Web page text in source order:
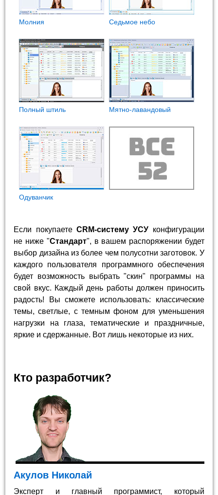
Молния Седьмое небо
Полный штиль Мятно-лавандовый
Одуванчик
Если покупаете CRM-систему УСУ конфигурации
не ниже "Стандарт", в вашем распоряжении будет
выбор дизайна из более чем полусотни заготовок. У
каждого пользователя программного обеспечения
будет возможность выбрать "скин" программы на
свой вкус. Каждый день работы должен приносить
радость! Вы сможете использовать: классические
темы, светлые, с темным фоном для уменьшения
нагрузки на глаза, тематические и праздничные,
яркие и сдержанные. Вот лишь некоторые из них.
Кто разработчик?
Акулов Николай
Эксперт и главный программист, который